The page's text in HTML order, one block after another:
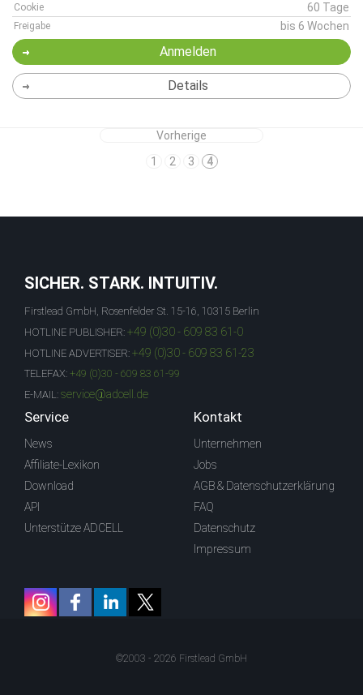
Cookie 60 Tage
Freigabe bis 6 Wochen
Anmelden
Details
Vorherige
1
2 3 4
SICHER. STARK. INTUITIV.
Firstlead GmbH, Rosenfelder St. 15-16, 10315 Berlin
HOTLINE PUBLISHER: +49 (0)30 - 609 83 61-0
HOTLINE ADVERTISER: +49 (0)30 - 609 83 61-23
TELEFAX: +49 (0)30 - 609 83 61-99
E-MAIL: service@adcell.de
Service
News
Affiliate-Lexikon
Download
API
Unterstütze ADCELL
Kontakt
Unternehmen
Jobs
AGB & Datenschutzerklärung
FAQ
Datenschutz
Impressum
©2003 - 2026 Firstlead GmbH